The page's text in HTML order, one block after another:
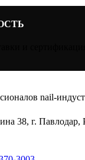
nail-
38, г. Павлодар,